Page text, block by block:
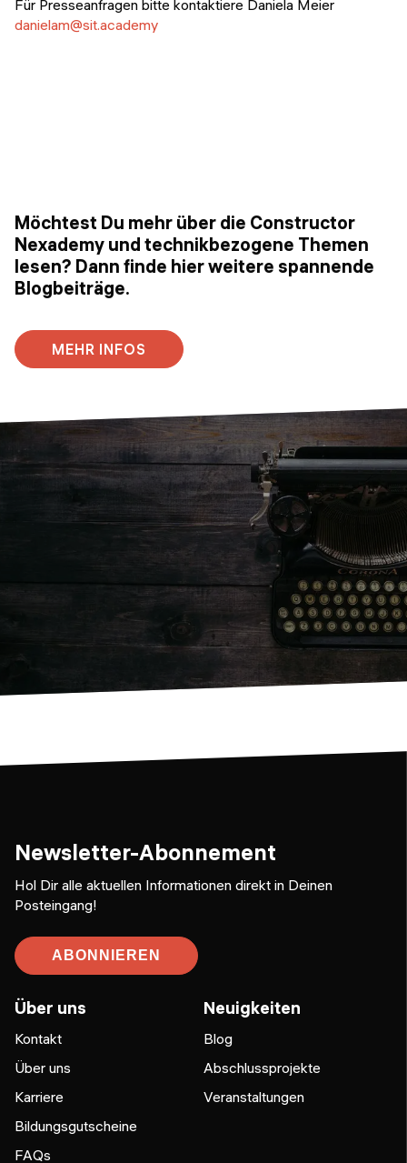
Für Presseanfragen bitte kontaktiere Daniela Meier
danielam@sit.academy
Möchtest Du mehr über die Constructor
Nexademy und technikbezogene Themen
lesen? Dann finde hier weitere spannende
Blogbeiträge.
MEHR INFOS
Newsletter-Abonnement
Hol Dir alle aktuellen Informationen direkt in Deinen
Posteingang!
ABONNIEREN
Über uns
Kontakt
Über uns
Karriere
Bildungsgutscheine
FAQs
Neuigkeiten
Blog
Abschlussprojekte
Veranstaltungen